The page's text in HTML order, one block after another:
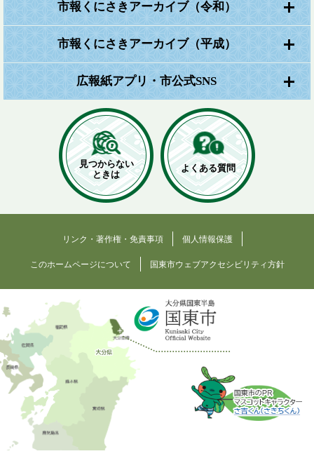
市報くにさきアーカイブ（令和）
市報くにさきアーカイブ（平成）
広報紙アプリ・市公式SNS
見つからない
ときは
よくある質問
リンク・著作権・免責事項 個人情報保護
このホームページについて 国東市ウェブアクセシビリティ方針